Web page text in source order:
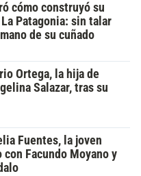
cómo construyó su
Patagonia: sin talar
de su cuñado
Ortega, la hija de
Salazar, tras su
Fuentes, la joven
Facundo Moyano y